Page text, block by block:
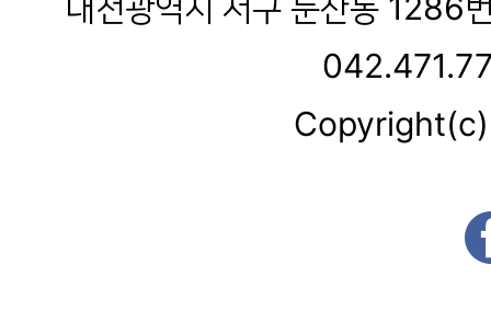
대전광역시 서구 둔산동 1286